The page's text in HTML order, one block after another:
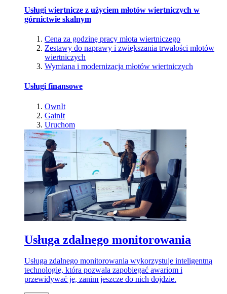
Usługi wiertnicze z użyciem młotów wiertniczych w
górnictwie skalnym
Cena za godzinę pracy młota wiertniczego
Zestawy do naprawy i zwiększania trwałości młotów
wiertniczych
Wymiana i modernizacja młotów wiertniczych
Usługi finansowe
OwnIt
GainIt
Uruchom
Usługa zdalnego monitorowania
Usługa zdalnego monitorowania wykorzystuje inteligentną
technologię, która pozwala zapobiegać awariom i
przewidywać je, zanim jeszcze do nich dojdzie.